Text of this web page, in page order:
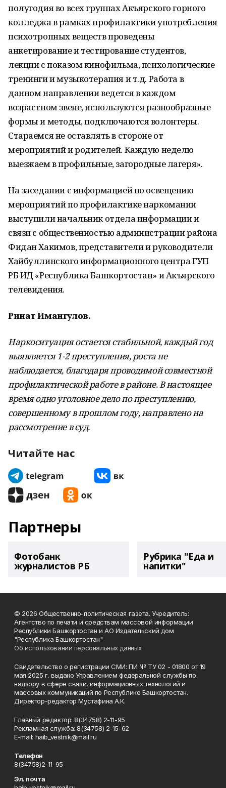
полугодия во всех группах Акъярского горного
колледжа в рамках профилактики употребления
психотропных веществ проведены
анкетирование и тестирование студентов,
лекции с показом кинофильма, психологические
тренинги и музыкотерапия и т.д. Работа в
данном направлении ведется в каждом
возрастном звене, используются разнообразные
формы и методы, подключаются волонтеры.
Стараемся не оставлять в стороне от
мероприятий и родителей. Каждую неделю
выезжаем в профильные, загородные лагеря».
На заседании с информацией по освещению
мероприятий по профилактике наркомании
выступили начальник отдела информации и
связи с общественностью администрации района
Фидан Хакимов, представители и руководители
Хайбуллинского информационного центра ГУП
РБ ИД «Республика Башкортостан» и Акъярского
телевидения.
Ринат Имангулов.
Наркоситуация остается стабильной, каждый год
выявляется 1-2 преступления, роста не
наблюдается, благодаря проводимой совместной
профилактической работе в районе. В настоящее
время одно уголовное дело по преступлению,
совершенному в прошлом году, направлено на
рассмотрение в суд.
Читайте нас
Партнеры
Фотобанк
журналистов РБ
Рубрика "Еда и
напитки"
© 2026 Общественно-политическая газета. Учредитель:
Агентство по печати и средствам массовой информации
Республики Башкортостан и АО Издательский дом
"Республика Башкортостан"
Об использовании персональных данных
Свидетельство о регистрации СМИ: ПИ № ТУ 02 - 01800 от 19
мая 2025 г. выдано Управлением федеральной службы по
надзору в сфере связи, информационных технологий и
массовых коммуникаций по Республике Башкортостан.
Директор-редактор Мустафина А.К.
Главный редактор: 8(34758) 2-11-95
Рекламная служба: 8(34758) 2-15-62
Е-mаil: haib_vestnik@mail.ru
Телефон
8(34758)2-11-95
Эл. почта